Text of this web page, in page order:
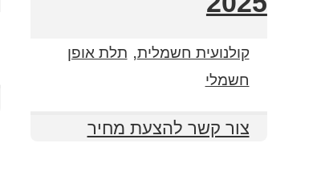
קולנועית חשמלית, תלת אופן
חשמלי
צור קשר להצעת מחיר